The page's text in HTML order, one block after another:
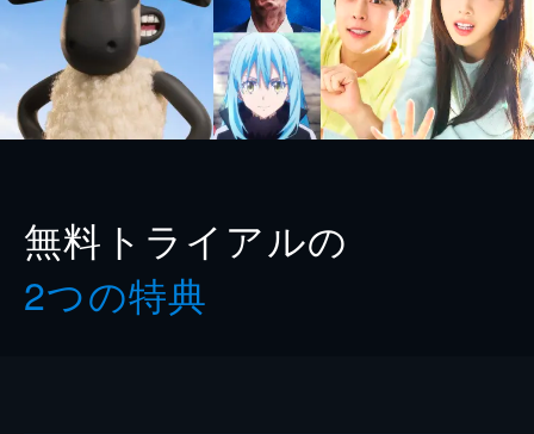
無料トライアルの
2つの特典